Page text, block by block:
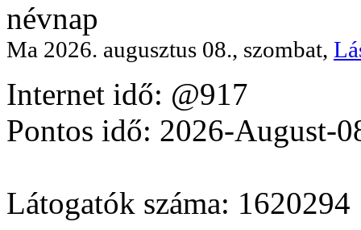
névnap
Ma 2026. augusztus 08., szombat,
Internet idő: @917
Pontos idő: 2026-August-
Látogatók száma: 1620294